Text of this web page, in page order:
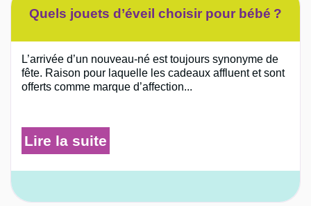
Quels jouets d’éveil choisir pour bébé ?
L’arrivée d’un nouveau-né est toujours synonyme de
fête. Raison pour laquelle les cadeaux affluent et sont
offerts comme marque d’affection...
Lire la suite